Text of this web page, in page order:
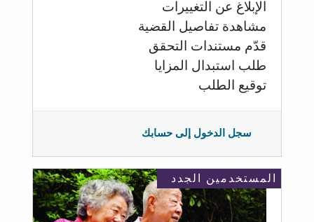
الإبلاغ عن التغييرات
مشاهدة تفاصيل القضية
قدّم مستندات التحقق
طلب استبدال المزايا
توقيع الطلب
سجل الدخول إلى حسابك
المستخدمين الجدد